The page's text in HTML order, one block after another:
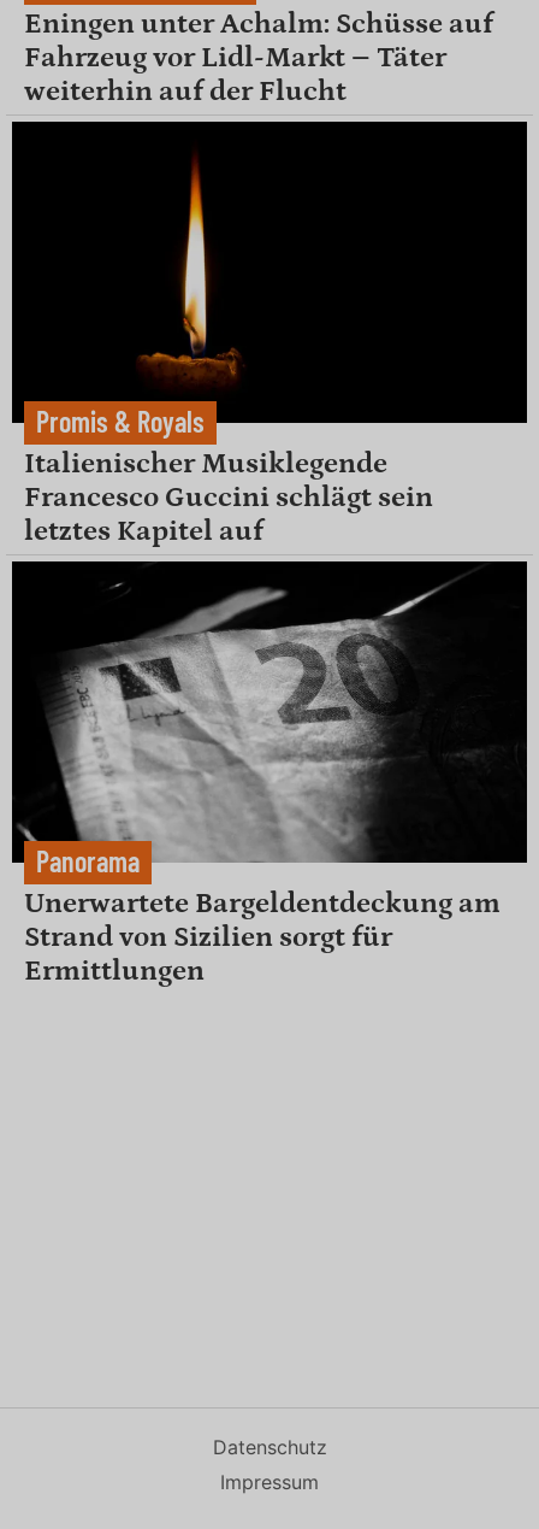
Eningen unter Achalm: Schüsse auf
Fahrzeug vor Lidl-Markt – Täter
weiterhin auf der Flucht
Promis & Royals
Italienischer Musiklegende
Francesco Guccini schlägt sein
letztes Kapitel auf
Panorama
Unerwartete Bargeldentdeckung am
Strand von Sizilien sorgt für
Ermittlungen
Datenschutz
Impressum